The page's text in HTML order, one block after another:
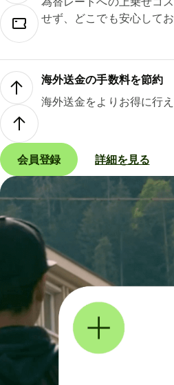
せず、どこでも安心して
海外送金の手数料を節約
海外送金をよりお得に行え
会員登録 詳細を見る